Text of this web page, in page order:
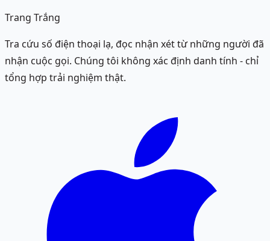
Trang Trắng
Tra cứu số điện thoại lạ, đọc nhận xét từ những người đã
nhận cuộc gọi. Chúng tôi không xác định danh tính - chỉ
tổng hợp trải nghiệm thật.